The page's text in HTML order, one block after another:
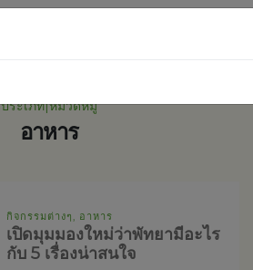
ประเภท|หมวดหมู่
อาหาร
กิจกรรมต่างๆ, อาหาร
เปิดมุมมองใหม่ว่าพัทยามีอะไร
กับ 5 เรื่องน่าสนใจ